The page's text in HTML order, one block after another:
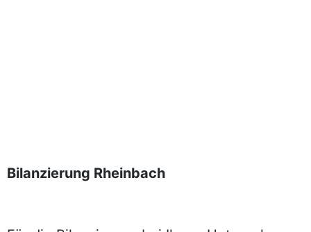
Bilanzierung Rheinbach